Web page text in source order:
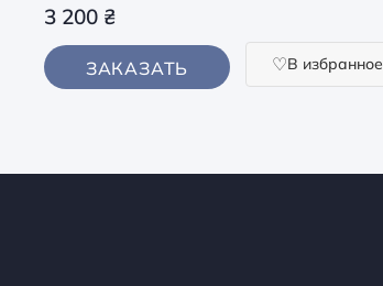
3 200 ₴
ЗАКАЗАТЬ В избранное